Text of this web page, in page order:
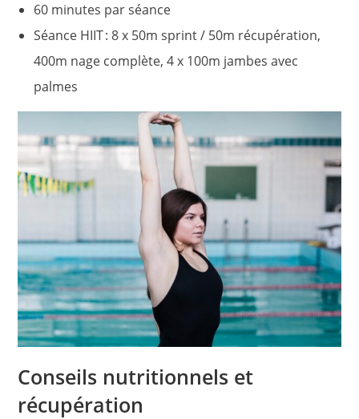
60 minutes par séance
Séance HIIT : 8 x 50m sprint / 50m récupération,
400m nage complète, 4 x 100m jambes avec
palmes
Conseils nutritionnels et
récupération